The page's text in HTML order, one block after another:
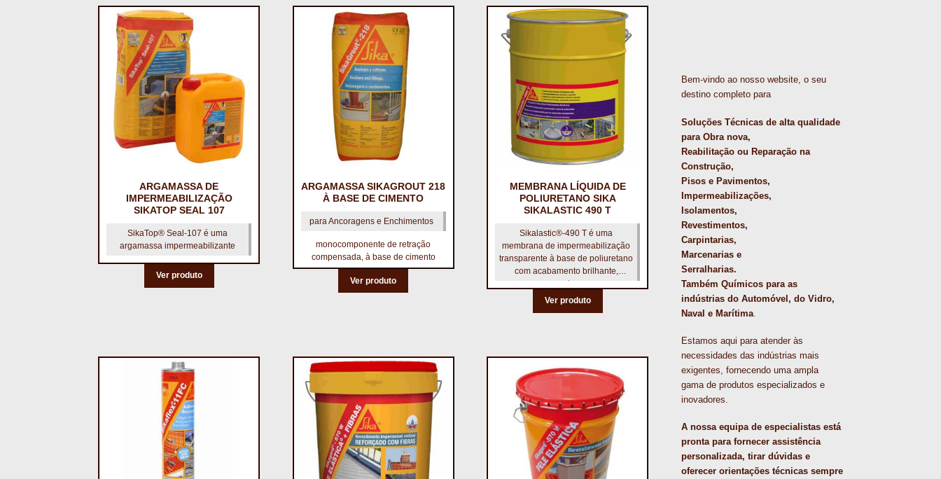
ARGAMASSA DE
IMPERMEABILIZAÇÃO
SIKATOP SEAL 107
SikaTop® Seal-107 é uma
argamassa impermeabilizante
Ver produto
ARGAMASSA SIKAGROUT 218
À BASE DE CIMENTO
para Ancoragens e Enchimentos
monocomponente de retração
compensada, à base de cimento
Ver produto
MEMBRANA LÍQUIDA DE
POLIURETANO SIKA
SIKALASTIC 490 T
Sikalastic®-490 T é uma
membrana de impermeabilização
transparente à base de poliuretano
com acabamento brilhante,
monocomponente, que cura por
humidade.
Ver produto
Bem-vindo ao nosso website, o seu
destino completo para
Soluções Técnicas de alta qualidade
para Obra nova,
Reabilitação ou Reparação na
Construção,
Pisos e Pavimentos,
Impermeabilizações,
Isolamentos,
Revestimentos,
Carpintarias,
Marcenarias e
Serralharias.
Também Químicos para as
indústrias do Automóvel, do Vidro,
Naval e Marítima.
Estamos aqui para atender às
necessidades das indústrias mais
exigentes, fornecendo uma ampla
gama de produtos especializados e
inovadores.
A nossa equipa de especialistas está
pronta para fornecer assistência
personalizada, tirar dúvidas e
oferecer orientações técnicas sempre